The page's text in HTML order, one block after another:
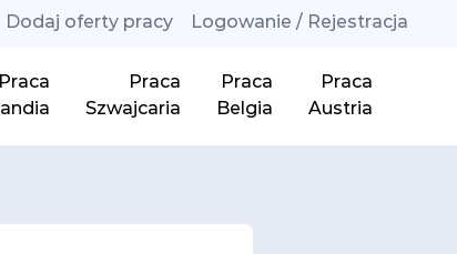
Dodaj oferty pracy Logowanie / Rejestracja
Praca
Praca
Szwajcaria
Praca
Belgia
Praca
Austria